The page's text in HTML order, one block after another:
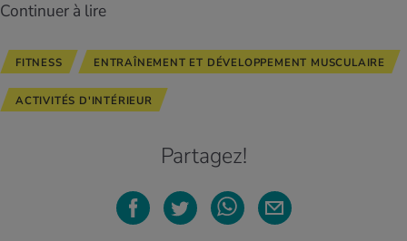
Continuer à lire
FITNESS ENTRAÎNEMENT ET DÉVELOPPEMENT MUSCULAIRE
ACTIVITÉS D'INTÉRIEUR
Partagez!